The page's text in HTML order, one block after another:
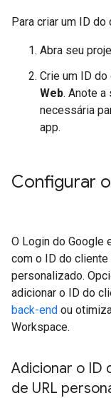
Para criar um ID
Abra seu
Crie um ID
Web. Anote a
necessária
app.
Configurar
O Login do Google
com o ID do cliente
personalizado.
adicionar o ID do
back-end ou
Workspace.
Adicionar o ID
de URL